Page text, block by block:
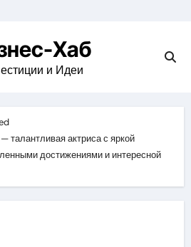
Хаб
и Идеи
талантливая актриса с яркой
достижениями и интересной